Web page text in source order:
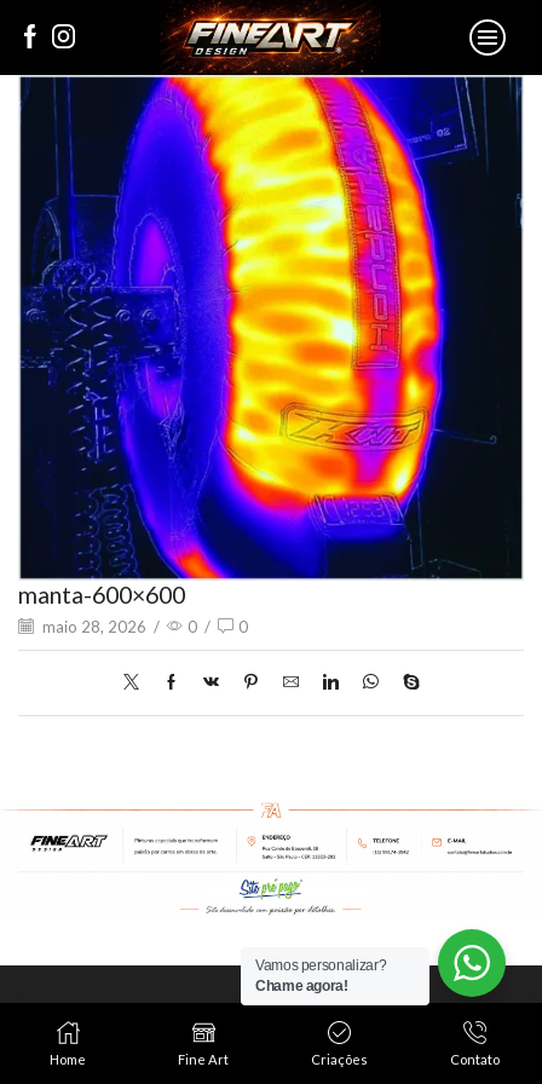
manta-600×600
maio 28, 2026 / 0 / 0
Este é o mundo Fine
Art Studios!
Home Fine Art Criações Contato
Vamos personalizar?
Chame agora!